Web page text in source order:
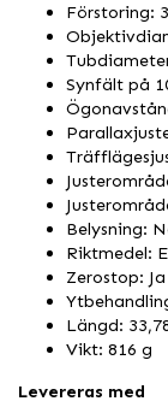
Förstoring:
Synfält på
Belysning:
Riktmedel:
Zerostop: Ja
Längd:
Vikt: 816 g
Levereras med